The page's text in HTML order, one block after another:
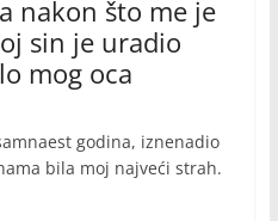
nakon što me je
sin je uradio
mog oca
godina, iznenadio
bila moj najveći strah.